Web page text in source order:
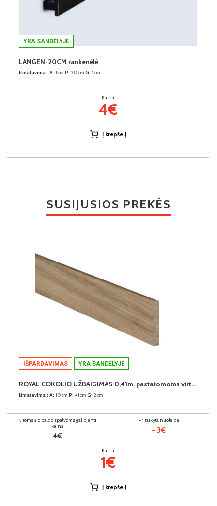
YRA SANDĖLYJE
LANGEN-20CM rankenėlė
Išmatavimai: A: 1cm P: 20cm G: 1cm
Kaina:
4€
Į krepšelį
SUSIJUSIOS PREKĖS
IŠPARDAVIMAS YRA SANDĖLYJE
ROYAL COKOLIO UŽBAIGIMAS 0,41m. pastatomoms virtuvės spintelėms (komplekte - 2vnt.) (Dab Dziki)
Išmatavimai: A: 10cm P: 41cm G: 2cm
Kitoms šio baldo spalvoms galiojanti
kaina
4€
Pritaikyta nuolaida
- 3€
Kaina:
1€
Į krepšelį